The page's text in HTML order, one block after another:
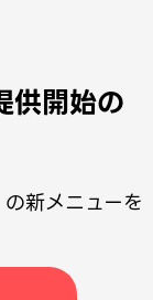
供開始の
新メニューを